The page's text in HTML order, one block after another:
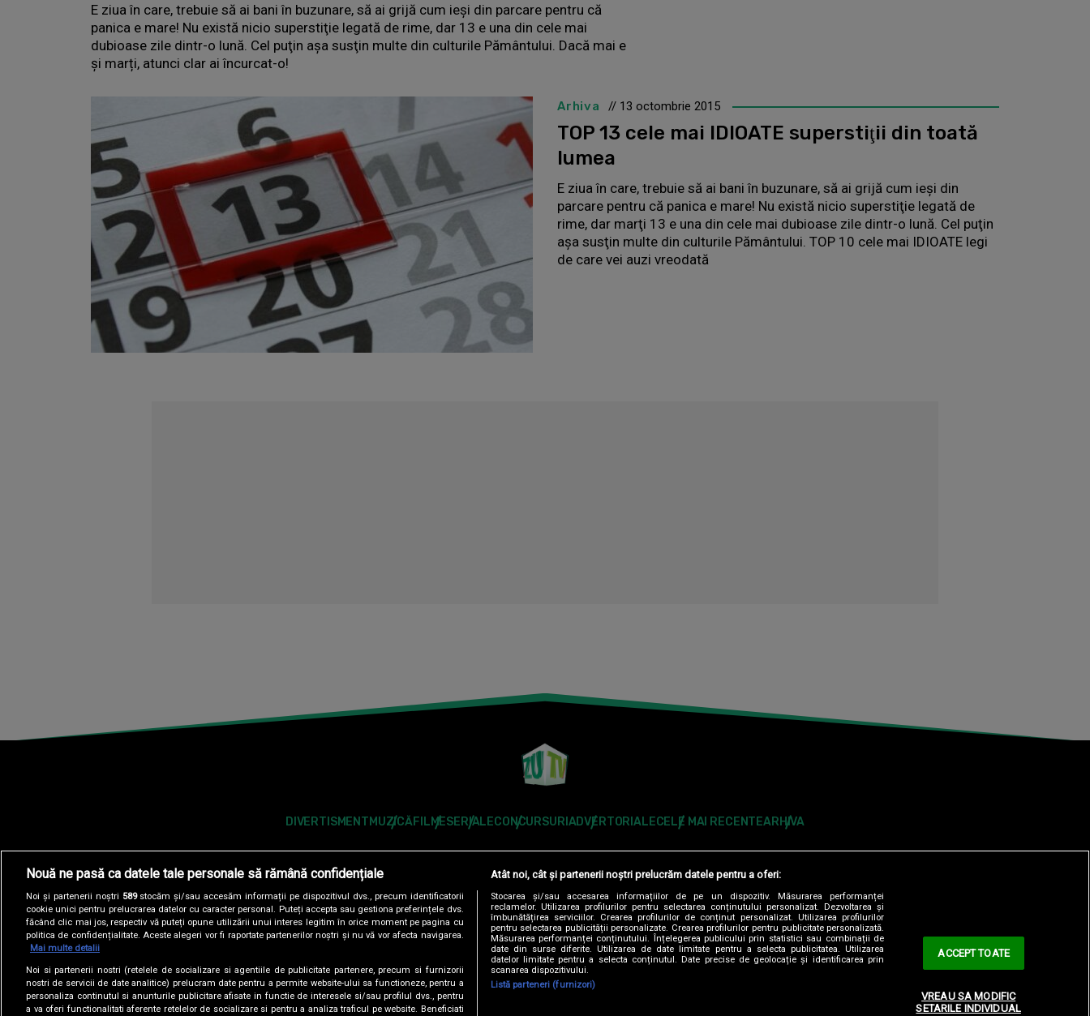
E ziua în care, trebuie să ai bani în buzunare, să ai grijă cum ieşi din parcare pentru că
panica e mare! Nu există nicio superstiţie legată de rime, dar 13 e una din cele mai
dubioase zile dintr-o lună. Cel puţin aşa susţin multe din culturile Pământului. Dacă mai e
și marți, atunci clar ai încurcat-o!
Arhiva // 13 octombrie 2015
TOP 13 cele mai IDIOATE superstiţii din toată
lumea
E ziua în care, trebuie să ai bani în buzunare, să ai grijă cum ieşi din
parcare pentru că panica e mare! Nu există nicio superstiţie legată de
rime, dar marţi 13 e una din cele mai dubioase zile dintr-o lună. Cel puţin
aşa susţin multe din culturile Pământului. TOP 10 cele mai IDIOATE legi
de care vei auzi vreodată
DIVERTISMENT MUZICĂFILMESERIALECONCURSURI ADVERTORIALECELE MAI RECENTEARHIVA
Follow us:
POLITICA DE COOKIESPOLITICA DE CONFIDENTIALITATEANTENA TV GROUP S.A. – DATE COMPANIE CONTACT
Nouă ne pasă ca datele tale personale să rămână confidențiale
Noi și partenerii noștri 589stocăm și/sau accesăm informații pe dispozitivul dvs., precum identificatorii
cookie unici pentru prelucrarea datelor cu caracter personal. Puteți accepta sau gestiona preferințele dvs.
făcând clic mai jos, respectiv vă puteți opune utilizării unui interes legitim în orice moment pe pagina cu
politica de confidențialitate. Aceste alegeri vor fi raportate partenerilor noștri și nu vă vor afecta navigarea.
Mai multe detalii
Noi si partenerii nostri (retelele de socializare si agentiile de publicitate partenere, precum si furnizorii
nostri de servicii de date analitice) prelucram date pentru a permite website-ului sa functioneze, pentru a
personaliza continutul si anunturile publicitare afisate in functie de interesele si/sau profilul dvs., pentru
a va oferi functionalitati aferente retelelor de socializare si pentru a analiza traficul pe website. Beneficiati
Atât noi, cât și partenerii noștri prelucrăm datele pentru a oferi:
Stocarea și/sau accesarea informațiilor de pe un dispozitiv. Măsurarea performanței
reclamelor. Utilizarea profilurilor pentru selectarea conținutului personalizat. Dezvoltarea și
îmbunătățirea serviciilor. Crearea profilurilor de conținut personalizat. Utilizarea profilurilor
pentru selectarea publicității personalizate. Crearea profilurilor pentru publicitate personalizată.
Măsurarea performanței conținutului. Înțelegerea publicului prin statistici sau combinații de
date din surse diferite. Utilizarea de date limitate pentru a selecta publicitatea. Utilizarea
datelor limitate pentru a selecta conținutul. Date precise de geolocație și identificarea prin
scanarea dispozitivului.
Listă parteneri (furnizori)
ACCEPT TOATE
VREAU SA MODIFIC
SETARILE INDIVIDUAL